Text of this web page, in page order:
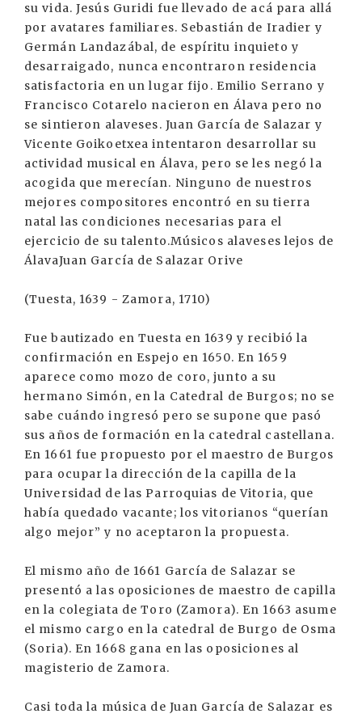
su vida. Jesús Guridi fue llevado de acá para allá
por avatares familiares. Sebastián de Iradier y
Germán Landazábal, de espíritu inquieto y
desarraigado, nunca encontraron residencia
satisfactoria en un lugar fijo. Emilio Serrano y
Francisco Cotarelo nacieron en Álava pero no
se sintieron alaveses. Juan García de Salazar y
Vicente Goikoetxea intentaron desarrollar su
actividad musical en Álava, pero se les negó la
acogida que merecían. Ninguno de nuestros
mejores compositores encontró en su tierra
natal las condiciones necesarias para el
ejercicio de su talento.Músicos alaveses lejos de
ÁlavaJuan García de Salazar Orive
(Tuesta, 1639 - Zamora, 1710)
Fue bautizado en Tuesta en 1639 y recibió la
confirmación en Espejo en 1650. En 1659
aparece como mozo de coro, junto a su
hermano Simón, en la Catedral de Burgos; no se
sabe cuándo ingresó pero se supone que pasó
sus años de formación en la catedral castellana.
En 1661 fue propuesto por el maestro de Burgos
para ocupar la dirección de la capilla de la
Universidad de las Parroquias de Vitoria, que
había quedado vacante; los vitorianos “querían
algo mejor” y no aceptaron la propuesta.
El mismo año de 1661 García de Salazar se
presentó a las oposiciones de maestro de capilla
en la colegiata de Toro (Zamora). En 1663 asume
el mismo cargo en la catedral de Burgo de Osma
(Soria). En 1668 gana en las oposiciones al
magisterio de Zamora.
Casi toda la música de Juan García de Salazar es